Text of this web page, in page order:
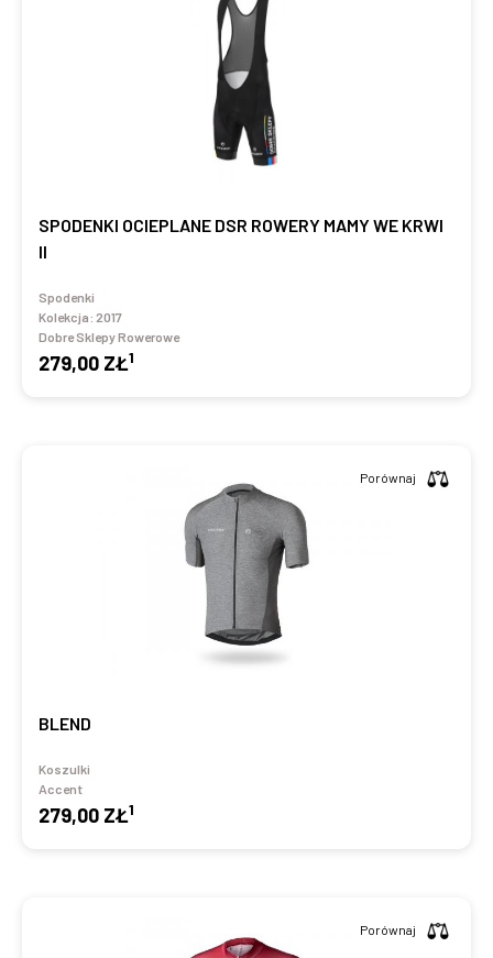
SPODENKI OCIEPLANE DSR ROWERY MAMY WE KRWI
II
Spodenki
Kolekcja: 2017
Dobre Sklepy Rowerowe
279,00 ZŁ1
BLEND
Koszulki
Accent
279,00 ZŁ1
Porównaj
Porównaj